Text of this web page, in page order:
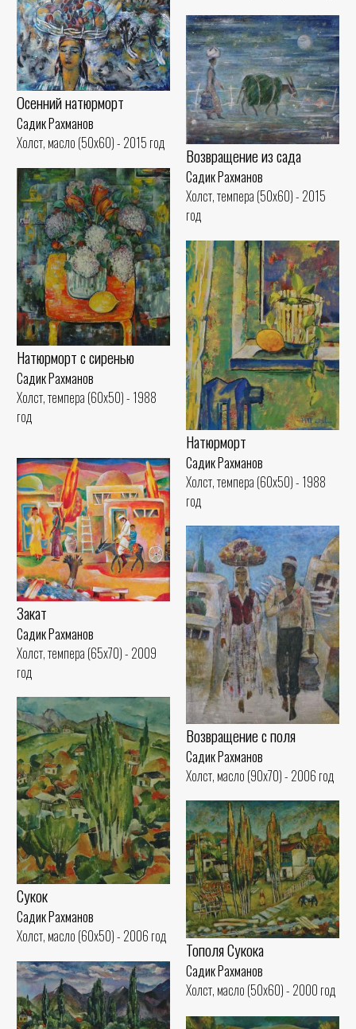
Осенний натюрморт
Садик Рахманов
Холст, масло (50x60) - 2015 год
Возвращение из сада
Садик Рахманов
Холст, темпера (50x60) - 2015
год
Натюрморт с сиренью
Садик Рахманов
Холст, темпера (60x50) - 1988
год
Натюрморт
Садик Рахманов
Холст, темпера (60x50) - 1988
год
Закат
Садик Рахманов
Холст, темпера (65x70) - 2009
год
Возвращение с поля
Садик Рахманов
Холст, масло (90x70) - 2006 год
Сукок
Садик Рахманов
Холст, масло (60x50) - 2006 год
Тополя Сукока
Садик Рахманов
Холст, масло (50x60) - 2000 год